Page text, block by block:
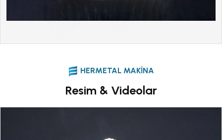
HERMETAL MAKINA
Resim & Videolar